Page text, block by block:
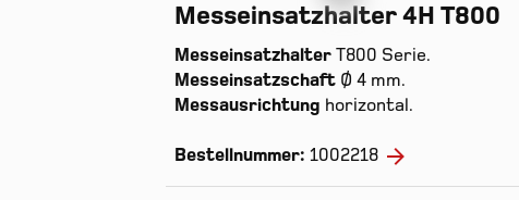
Messeinsatzhalter 4H T800
Messeinsatzhalter T800 Serie.
Messeinsatzschaft Ø 4 mm.
Messausrichtung horizontal.
Bestellnummer: 1002218